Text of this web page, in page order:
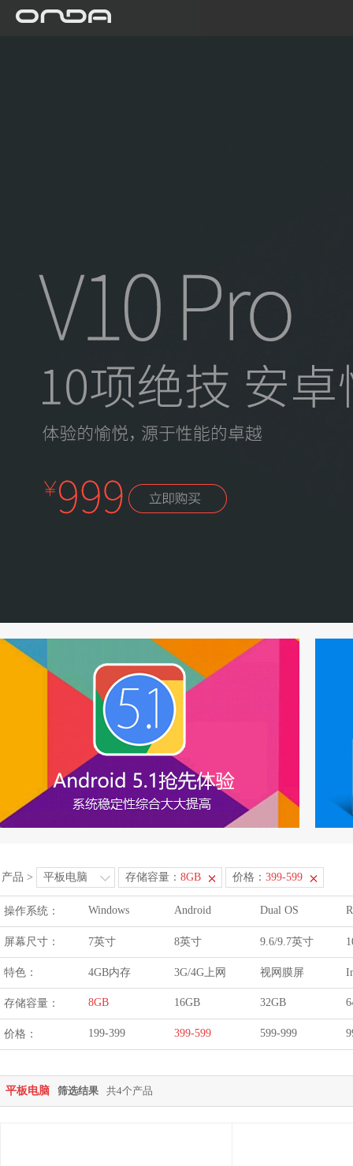
产品 > 平板电脑 存储容量： 8GB 价格： 399-599
操作系统： Windows Android Dual OS
屏幕尺寸： 7英寸 8英寸 9.6/9.7英寸
特色： 4GB内存 3G/4G上网 视网膜屏
存储容量： 8GB 16GB 32GB
价格： 199-399 399-599 599-999
平板电脑 筛选结果 共4个产品